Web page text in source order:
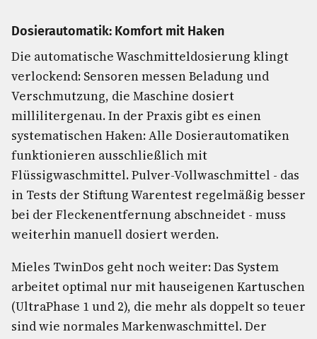
Dosierautomatik: Komfort mit Haken
Die automatische Waschmitteldosierung klingt
verlockend: Sensoren messen Beladung und
Verschmutzung, die Maschine dosiert
millilitergenau. In der Praxis gibt es einen
systematischen Haken: Alle Dosierautomatiken
funktionieren ausschließlich mit
Flüssigwaschmittel. Pulver-Vollwaschmittel - das
in Tests der Stiftung Warentest regelmäßig besser
bei der Fleckenentfernung abschneidet - muss
weiterhin manuell dosiert werden.
Mieles TwinDos geht noch weiter: Das System
arbeitet optimal nur mit hauseigenen Kartuschen
(UltraPhase 1 und 2), die mehr als doppelt so teuer
sind wie normales Markenwaschmittel. Der